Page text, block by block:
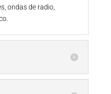
ondas de radio,